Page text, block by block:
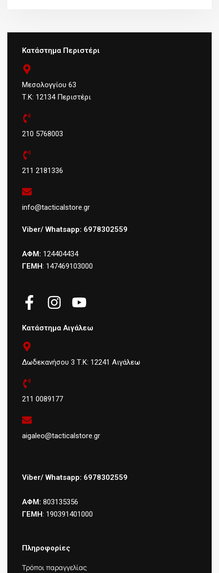
Κατάστημα Περιστέρι
Μεσολογγίου 63
Τ.Κ: 12134 Περιστέρι
210 5768003
211 2181336
info@tacticalstore.gr
Viber/ Whatsapp: 6978302559
ΑΦΜ: 124404434
ΓΕΜΗ: 147469103000
Κατάστημα Αιγάλεω
Δωδεκανήσου 3 Τ.Κ: 12241 Αιγάλεω
211 0089177
aigaleo@tacticalstore.gr
Viber/ Whatsapp: 6978302559
ΑΦΜ: 803135356
ΓΕΜΗ: 190391401000
Πληροφορίες
Τρόποι παραγγελίας